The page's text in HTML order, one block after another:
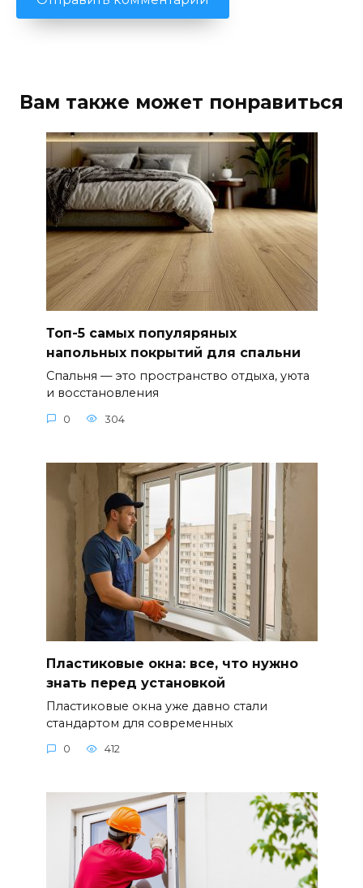
Вам также может понравиться
Топ-5 самых популяряных
напольных покрытий для спальни
Спальня — это пространство отдыха, уюта
и восстановления
0 304
Пластиковые окна: все, что нужно
знать перед установкой
Пластиковые окна уже давно стали
стандартом для современных
0 412